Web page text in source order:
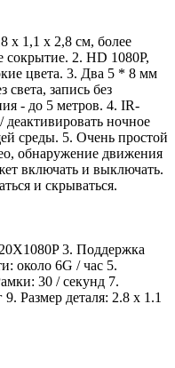
x 1,1 x 2,8 см, более
сокрытие. 2. HD 1080P,
цвета. 3. Два 5 * 8 мм
запись без
- до 5 метров. 4. IR-
деактивировать ночное
среды. 5. Очень простой
обнаружение движения
включать и выключать.
и скрываться.
3. Поддержка
около 6G / час 5.
30 / секунд 7.
9. Размер деталя: 2.8 x 1.1